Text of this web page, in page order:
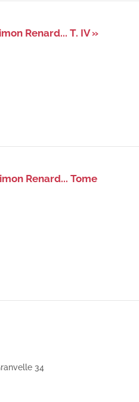
Renard... T. IV »
Renard... Tome
34